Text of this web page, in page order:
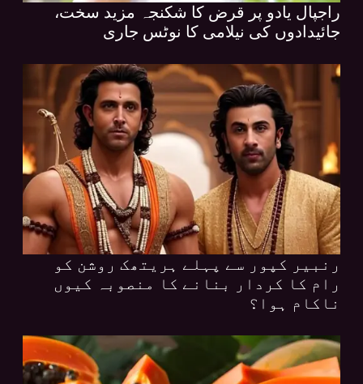
راجپال یادو پر قرض کا شکنجہ مزید سخت،
جائیدادوں کی نیلامی کا نوٹس جاری
رنبیر کپور سے پہلے ہریتھک روشن کو
رام کا کردار بنانے کا منصوبہ کیوں
ناکام ہوا؟